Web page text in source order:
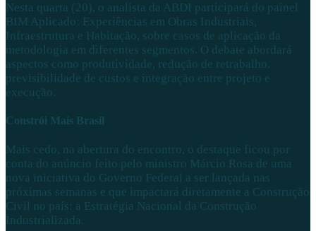
Nesta quarta (20), o analista da ABDI participará do painel
BIM Aplicado: Experiências em Obras Industriais,
Infraestrutura e Habitação, sobre casos de aplicação da
metodologia em diferentes segmentos. O debate abordará
aspectos como produtividade, redução de retrabalho,
previsibilidade de custos e integração entre projeto e
execução.
Constrói Mais Brasil
Mais cedo, na abertura do encontro, o destaque ficou por
conta do anúncio feito pelo ministro Márcio Rosa de uma
nova iniciativa do Governo Federal a ser lançada nas
próximas semanas e que impactará diretamente a Construção
Civil no país: a Estratégia Nacional da Construção
Industrializada.